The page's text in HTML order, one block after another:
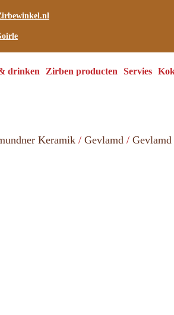
drinken Zirben producten Servies
Keramik / Gevlamd / Gevlamd